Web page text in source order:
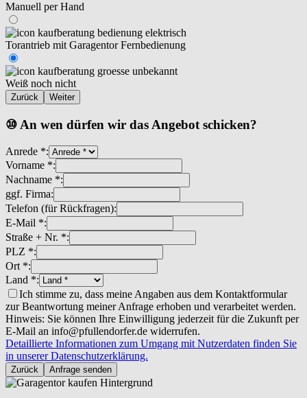
Manuell per Hand
Torantrieb mit Garagentor Fernbedienung
Weiß noch nicht
Zurück Weiter
⑩ An wen dürfen wir das Angebot schicken?
Anrede *:
Vorname *:
Nachname *:
ggf. Firma:
Telefon (für Rückfragen):
E-Mail *:
Straße + Nr. *:
PLZ *:
Ort *:
Land *:
Ich stimme zu, dass meine Angaben aus dem Kontaktformular
zur Beantwortung meiner Anfrage erhoben und verarbeitet werden.
Hinweis: Sie können Ihre Einwilligung jederzeit für die Zukunft per
E-Mail an info@pfullendorfer.de widerrufen.
Detaillierte Informationen zum Umgang mit Nutzerdaten finden Sie
in unserer Datenschutzerklärung.
Zurück Anfrage senden